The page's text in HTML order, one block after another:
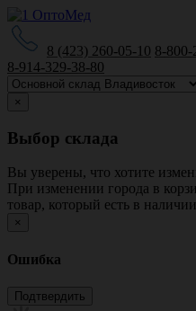
8 (423) 260-05-10 8-800-
8-914-329-38-80
×
Выбор склада
Вы уверены, что хотите
При изменении города в
товар, который есть в
×
Ошибка